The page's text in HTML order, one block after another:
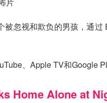
片
被忽视和欺负的男孩，通
、Apple TV和Google
Home Alone at